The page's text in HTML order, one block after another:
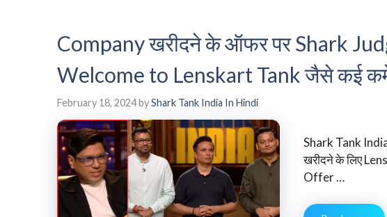
Company खरीदने के ऑफर पर Shark
Welcome to Lenskart Tank जैसे कई
February 18, 2024byShark Tank India In Hindi
Shark Tank
खरीदने के लिए
Offer …